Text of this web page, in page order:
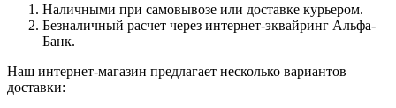
Наличными при самовывозе или доставке курьером.
Безналичный расчет через интернет-эквайринг Альфа-
Банк.
Наш интернет-магазин предлагает несколько вариантов
доставки: